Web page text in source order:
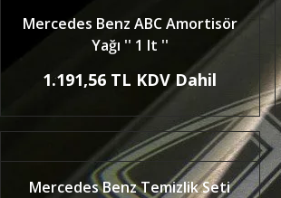
Mercedes Benz ABC Amortisör
Yağı '' 1 lt ''
1.191,56 TL KDV Dahil
Mercedes Benz Temizlik Seti